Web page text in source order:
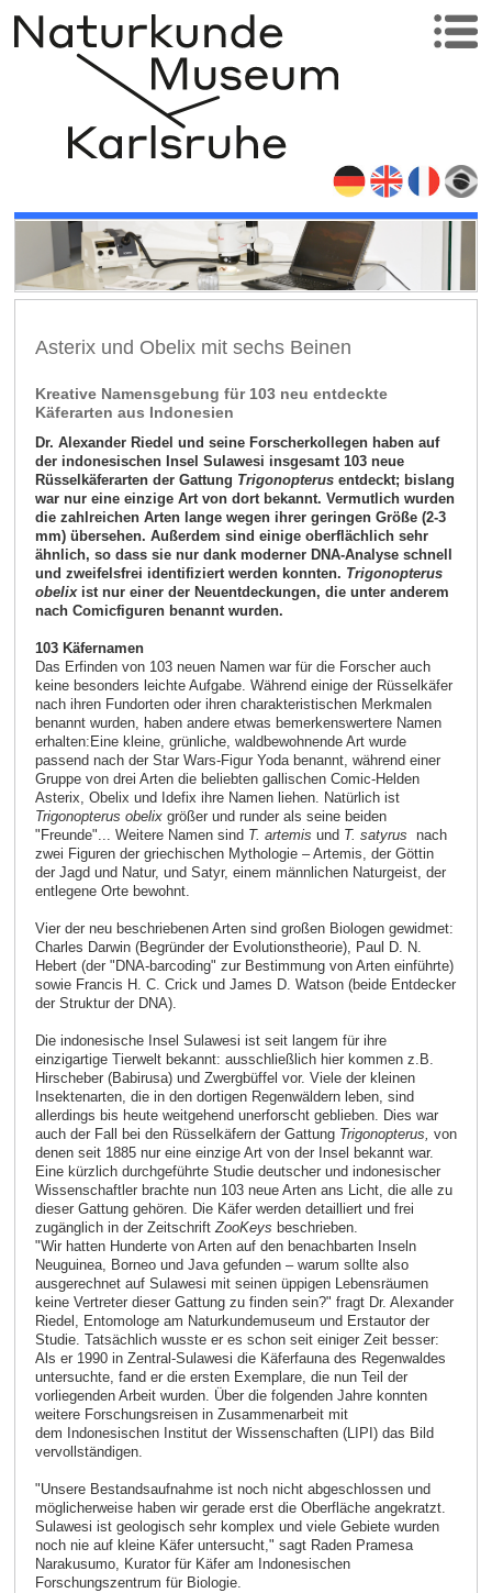
Asterix und Obelix mit sechs Beinen
Kreative Namensgebung für 103 neu entdeckte
Käferarten aus Indonesien
Dr. Alexander Riedel und seine Forscherkollegen haben auf
der indonesischen Insel Sulawesi insgesamt 103 neue
Rüsselkäferarten der Gattung Trigonopterusentdeckt; bislang
war nur eine einzige Art von dort bekannt. Vermutlich wurden
die zahlreichen Arten lange wegen ihrer geringen Größe (2-3
mm) übersehen. Außerdem sind einige oberflächlich sehr
ähnlich, so dass sie nur dank moderner DNA-Analyse schnell
und zweifelsfrei identifiziert werden konnten. Trigonopterus
obelixist nur einer der Neuentdeckungen, die unter anderem
nach Comicfiguren benannt wurden.
103 Käfernamen
Das Erfinden von 103 neuen Namen war für die Forscher auch
keine besonders leichte Aufgabe. Während einige der Rüsselkäfer
nach ihren Fundorten oder ihren charakteristischen Merkmalen
benannt wurden, haben andere etwas bemerkenswertere Namen
erhalten:Eine kleine, grünliche, waldbewohnende Art wurde
passend nach der Star Wars-Figur Yoda benannt, während einer
Gruppe von drei Arten die beliebten gallischen Comic-Helden
Asterix, Obelix und Idefix ihre Namen liehen. Natürlich ist
Trigonopterus obelixgrößer und runder als seine beiden
"Freunde"... Weitere Namen sind T. artemis und T. satyrus nach
zwei Figuren der griechischen Mythologie – Artemis, der Göttin
der Jagd und Natur, und Satyr, einem männlichen Naturgeist, der
entlegene Orte bewohnt.
Vier der neu beschriebenen Arten sind großen Biologen gewidmet:
Charles Darwin (Begründer der Evolutionstheorie), Paul D. N.
Hebert (der "DNA-barcoding" zur Bestimmung von Arten einführte)
sowie Francis H. C. Crick und James D. Watson (beide Entdecker
der Struktur der DNA).
Die indonesische Insel Sulawesi ist seit langem für ihre
einzigartige Tierwelt bekannt: ausschließlich hier kommen z.B.
Hirscheber (Babirusa) und Zwergbüffel vor. Viele der kleinen
Insektenarten, die in den dortigen Regenwäldern leben, sind
allerdings bis heute weitgehend unerforscht geblieben. Dies war
auch der Fall bei den Rüsselkäfern der Gattung Trigonopterus, von
denen seit 1885 nur eine einzige Art von der Insel bekannt war.
Eine kürzlich durchgeführte Studie deutscher und indonesischer
Wissenschaftler brachte nun 103 neue Arten ans Licht, die alle zu
dieser Gattung gehören. Die Käfer werden detailliert und frei
zugänglich in der ZeitschriftZooKeys beschrieben.
"Wir hatten Hunderte von Arten auf den benachbarten Inseln
Neuguinea, Borneo und Java gefunden – warum sollte also
ausgerechnet auf Sulawesi mit seinen üppigen Lebensräumen
keine Vertreter dieser Gattung zu finden sein?" fragt Dr. Alexander
Riedel, Entomologe am Naturkundemuseum und Erstautor der
Studie. Tatsächlich wusste er es schon seit einiger Zeit besser:
Als er 1990 in Zentral-Sulawesi die Käferfauna des Regenwaldes
untersuchte, fand er die ersten Exemplare, die nun Teil der
vorliegenden Arbeit wurden. Über die folgenden Jahre konnten
weitere Forschungsreisen in Zusammenarbeit mit
dem Indonesischen Institut der Wissenschaften (LIPI) das Bild
vervollständigen.
"Unsere Bestandsaufnahme ist noch nicht abgeschlossen und
möglicherweise haben wir gerade erst die Oberfläche angekratzt.
Sulawesi ist geologisch sehr komplex und viele Gebiete wurden
noch nie auf kleine Käfer untersucht," sagt Raden Pramesa
Narakusumo, Kurator für Käfer am Indonesischen
Forschungszentrum für Biologie.